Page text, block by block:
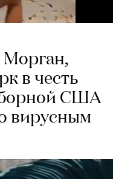
Морган,
в честь
США
вирусным